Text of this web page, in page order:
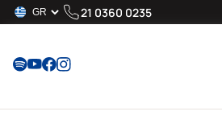
21 0360 0235